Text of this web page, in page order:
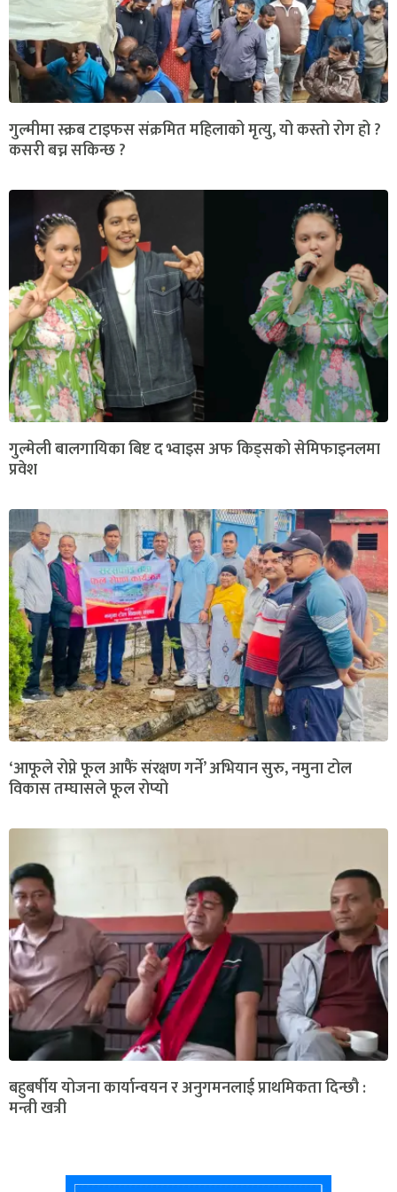
गुल्मीमा स्क्रब टाइफस संक्रमित महिलाको मृत्यु, यो कस्तो रोग हो ?
कसरी बच्न सकिन्छ ?
गुल्मेली बालगायिका बिष्ट द भ्वाइस अफ किड्सको सेमिफाइनलमा
प्रवेश
‘आफूले रोप्ने फूल आफैं संरक्षण गर्ने’ अभियान सुरु, नमुना टोल
विकास तम्घासले फूल रोप्यो
बहुबर्षीय योजना कार्यान्वयन र अनुगमनलाई प्राथमिकता दिन्छौ :
मन्त्री खत्री